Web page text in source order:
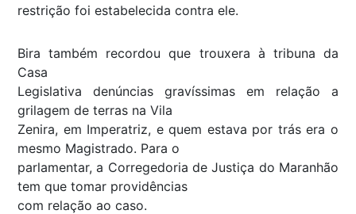
restrição foi estabelecida contra ele.
Bira também recordou que trouxera à tribuna da
Casa
Legislativa denúncias gravíssimas em relação a
grilagem de terras na Vila
Zenira, em Imperatriz, e quem estava por trás era o
mesmo Magistrado. Para o
parlamentar, a Corregedoria de Justiça do Maranhão
tem que tomar providências
com relação ao caso.